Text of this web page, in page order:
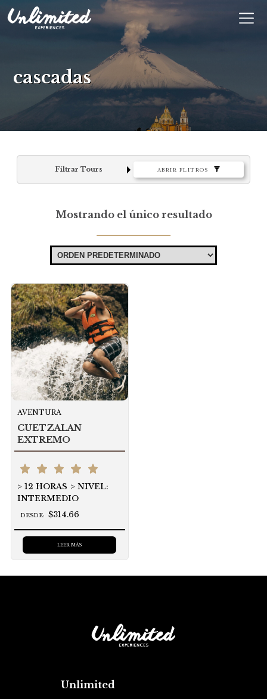
$ MXN
cascadas
Filtrar Tours ABRIR FLITROS
Mostrando el único resultado
AVENTURA
CUETZALAN
EXTREMO
12 HORAS
NIVEL:
INTERMEDIO
DESDE: $314.66
LEER MÁS
Unlimited